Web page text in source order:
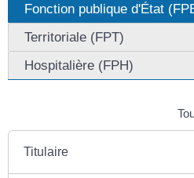
Fonction publique d'État
Territoriale (FPT)
Hospitalière (FPH)
Titulaire